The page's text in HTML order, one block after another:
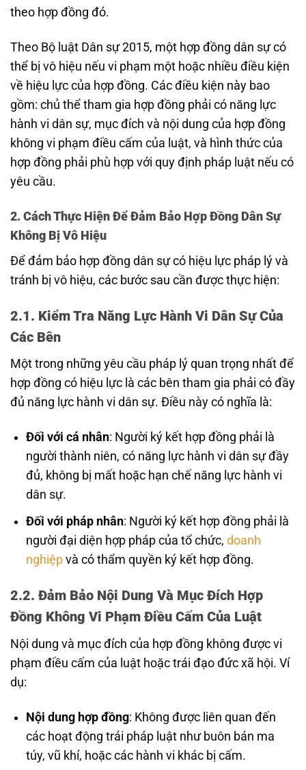
theo hợp đồng đó.
Theo Bộ luật Dân sự 2015, một hợp đồng dân sự có
thể bị vô hiệu nếu vi phạm một hoặc nhiều điều kiện
về hiệu lực của hợp đồng. Các điều kiện này bao
gồm: chủ thể tham gia hợp đồng phải có năng lực
hành vi dân sự, mục đích và nội dung của hợp đồng
không vi phạm điều cấm của luật, và hình thức của
hợp đồng phải phù hợp với quy định pháp luật nếu có
yêu cầu.
2. Cách Thực Hiện Để Đảm Bảo Hợp Đồng Dân Sự
Không Bị Vô Hiệu
Để đảm bảo hợp đồng dân sự có hiệu lực pháp lý và
tránh bị vô hiệu, các bước sau cần được thực hiện:
2.1. Kiểm Tra Năng Lực Hành Vi Dân Sự Của
Các Bên
Một trong những yêu cầu pháp lý quan trọng nhất để
hợp đồng có hiệu lực là các bên tham gia phải có đầy
đủ năng lực hành vi dân sự. Điều này có nghĩa là:
Đối với cá nhân: Người ký kết hợp đồng phải là
người thành niên, có năng lực hành vi dân sự đầy
đủ, không bị mất hoặc hạn chế năng lực hành vi
dân sự.
Đối với pháp nhân: Người ký kết hợp đồng phải là
người đại diện hợp pháp của tổ chức, doanh
nghiệpvà có thẩm quyền ký kết hợp đồng.
2.2. Đảm Bảo Nội Dung Và Mục Đích Hợp
Đồng Không Vi Phạm Điều Cấm Của Luật
Nội dung và mục đích của hợp đồng không được vi
phạm điều cấm của luật hoặc trái đạo đức xã hội. Ví
dụ:
Nội dung hợp đồng: Không được liên quan đến
các hoạt động trái pháp luật như buôn bán ma
túy, vũ khí, hoặc các hành vi khác bị cấm.